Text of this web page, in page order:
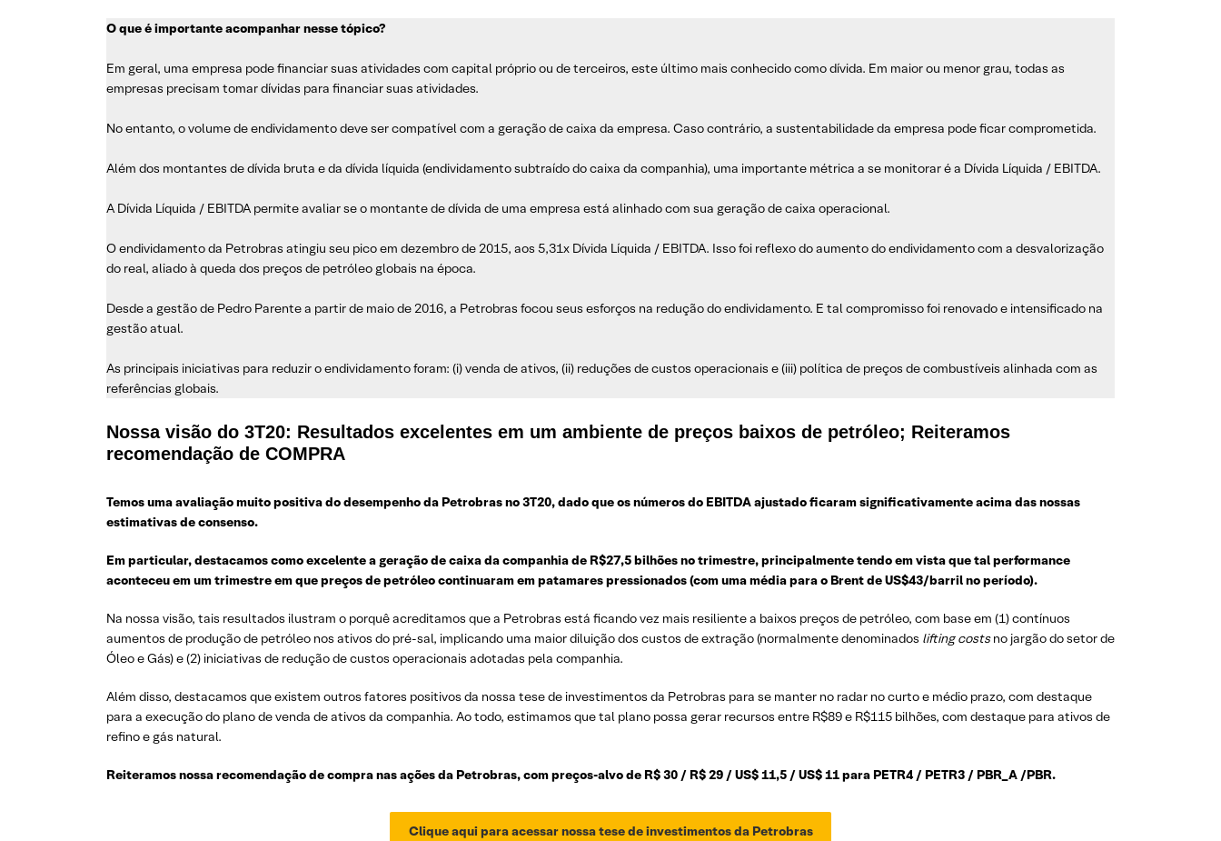
O que é importante acompanhar nesse tópico?
Em geral, uma empresa pode financiar suas atividades com capital próprio ou de terceiros, este último mais conhecido como dívida. Em maior ou menor grau, todas as
empresas precisam tomar dívidas para financiar suas atividades.
No entanto, o volume de endividamento deve ser compatível com a geração de caixa da empresa. Caso contrário, a sustentabilidade da empresa pode ficar comprometida.
Além dos montantes de dívida bruta e da dívida líquida (endividamento subtraído do caixa da companhia), uma importante métrica a se monitorar é a Dívida Líquida / EBITDA.
A Dívida Líquida / EBITDA permite avaliar se o montante de dívida de uma empresa está alinhado com sua geração de caixa operacional.
O endividamento da Petrobras atingiu seu pico em dezembro de 2015, aos 5,31x Dívida Líquida / EBITDA. Isso foi reflexo do aumento do endividamento com a desvalorização
do real, aliado à queda dos preços de petróleo globais na época.
Desde a gestão de Pedro Parente a partir de maio de 2016, a Petrobras focou seus esforços na redução do endividamento. E tal compromisso foi renovado e intensificado na
gestão atual.
As principais iniciativas para reduzir o endividamento foram: (i) venda de ativos, (ii) reduções de custos operacionais e (iii) política de preços de combustíveis alinhada com as
referências globais.
Nossa visão do 3T20: Resultados excelentes em um ambiente de preços baixos de petróleo; Reiteramos
recomendação de COMPRA
Temos uma avaliação muito positiva do desempenho da Petrobras no 3T20, dado que os números do EBITDA ajustado ficaram significativamente acima das nossas
estimativas de consenso.
Em particular, destacamos como excelente a geração de caixa da companhia de R$27,5 bilhões no trimestre, principalmente tendo em vista que tal performance
aconteceu em um trimestre em que preços de petróleo continuaram em patamares pressionados (com uma média para o Brent de US$43/barril no período).
Na nossa visão, tais resultados ilustram o porquê acreditamos que a Petrobras está ficando vez mais resiliente a baixos preços de petróleo, com base em (1) contínuos
aumentos de produção de petróleo nos ativos do pré-sal, implicando uma maior diluição dos custos de extração (normalmente denominados lifting costsno jargão do setor de
Óleo e Gás) e (2) iniciativas de redução de custos operacionais adotadas pela companhia.
Além disso, destacamos que existem outros fatores positivos da nossa tese de investimentos da Petrobras para se manter no radar no curto e médio prazo, com destaque
para a execução do plano de venda de ativos da companhia. Ao todo, estimamos que tal plano possa gerar recursos entre R$89 e R$115 bilhões, com destaque para ativos de
refino e gás natural.
Reiteramos nossa recomendação de compra nas ações da Petrobras, com preços-alvo de R$ 30 / R$ 29 / US$ 11,5 / US$ 11 para PETR4 / PETR3 / PBR_A /PBR.
Clique aqui para acessar nossa tese de investimentos da Petrobras